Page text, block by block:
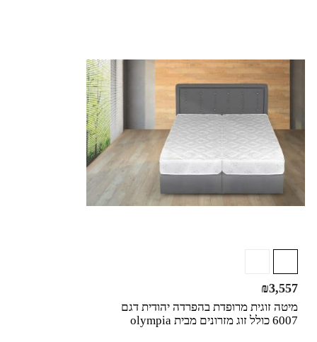
מיטה זוגית מרופדת בהפרדה יהודית דגם
6007 כולל זוג מזרונים מבית olympia
₪3,557